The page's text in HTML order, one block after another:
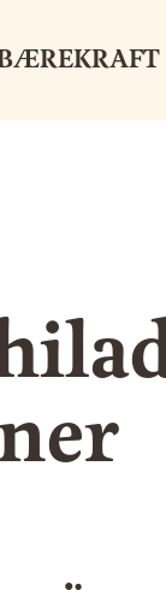
BÆREKRAFT